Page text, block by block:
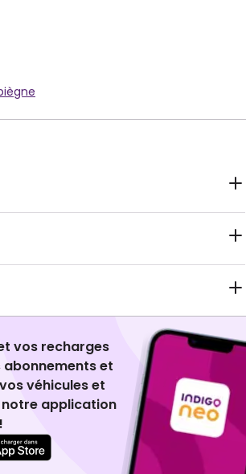
vos recharges
et
véhicules et
application